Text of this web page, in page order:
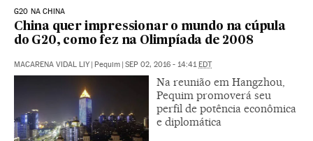
G20 NA CHINA
China quer impressionar o mundo na cúpula
do G20, como fez na Olimpíada de 2008
MACARENA VIDAL LIY | Pequim | SEP 02, 2016 - 14:41EDT
Na reunião em Hangzhou,
Pequim promoverá seu
perfil de potência econômica
e diplomática